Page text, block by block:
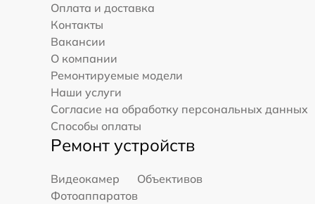
Оплата и доставка
Контакты
Вакансии
О компании
Ремонтируемые модели
Наши услуги
Согласие на обработку персональных данных
Способы оплаты
Ремонт устройств
Видеокамер
Объективов
Фотоаппаратов